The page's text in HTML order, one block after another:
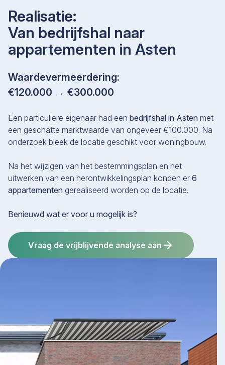
Realisatie:
Van bedrijfshal naar
appartementen in Asten
Waardevermeerdering:
€120.000 → €300.000
Een particuliere eigenaar had een bedrijfshal in Asten met
een geschatte marktwaarde van ongeveer €100.000. Na
onderzoek bleek de locatie geschikt voor woningbouw.
Na het wijzigen van het bestemmingsplan en het
uitwerken van een herontwikkelingsplan konden er 6
appartementen gerealiseerd worden op de locatie.
Benieuwd wat er voor u mogelijk is?
Vraag de vrijblijvende analyse aan